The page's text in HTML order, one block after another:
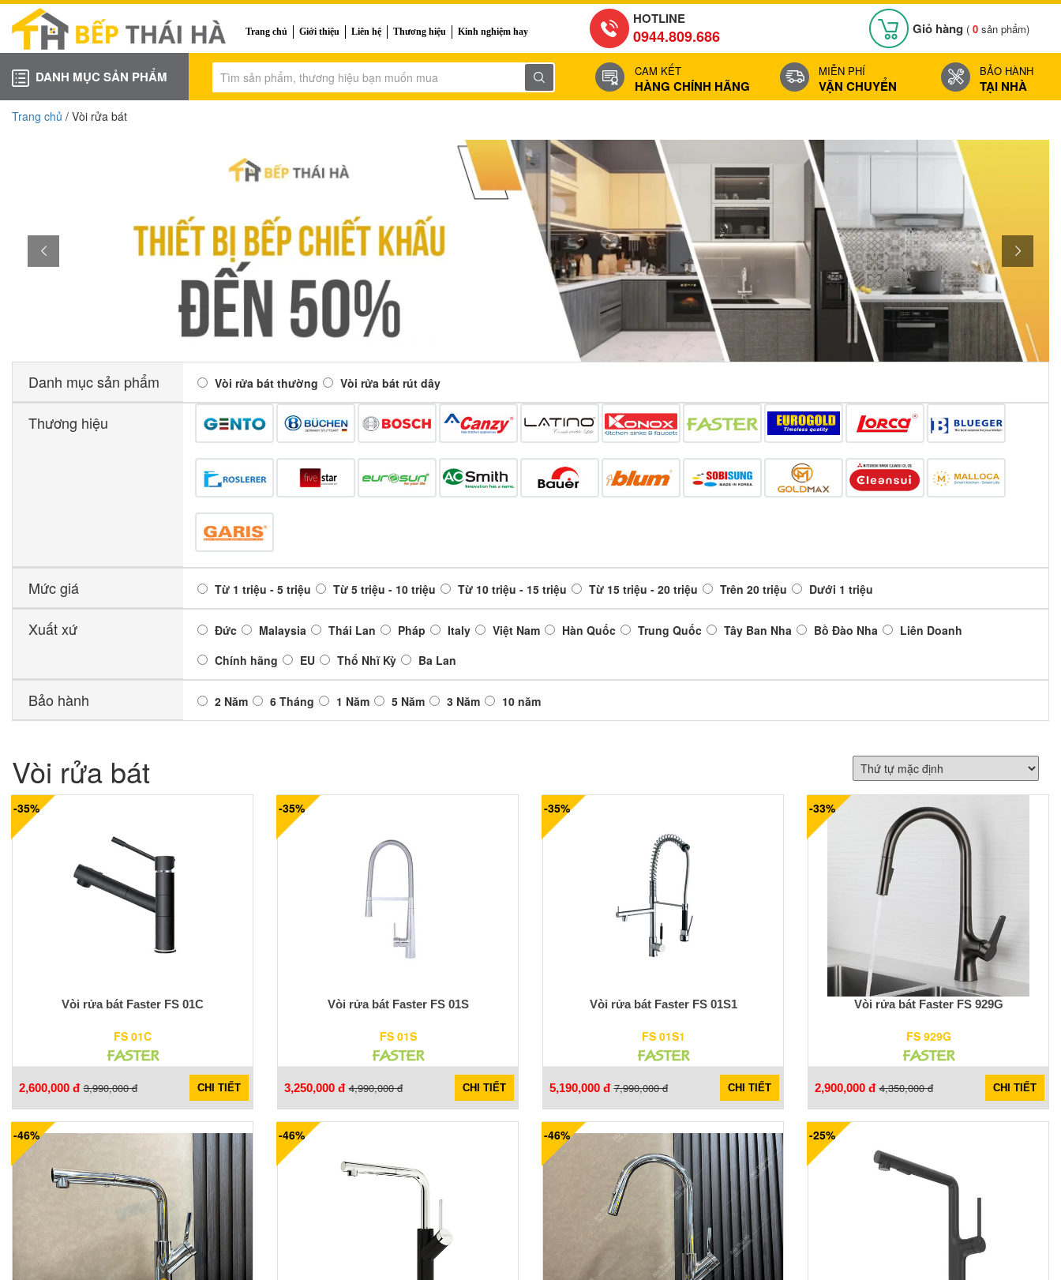
Trang chủ Giới thiệu Liên hệ Thương hiệu Kinh nghiệm hay
HOTLINE
0944.809.686 Giỏ hàng ( 0 sản phẩm)
DANH MỤC SẢN PHẨM CAM KẾT
HÀNG CHÍNH HÃNG
MIỄN PHÍ
VẬN CHUYỂN
BẢO HÀNH
TẠI NHÀ
Trang chủ / Vòi rửa bát
Danh mục sản phẩm Vòi rửa bát thường Vòi rửa bát rút dây
Thương hiệu
Mức giá Từ 1 triệu - 5 triệu Từ 5 triệu - 10 triệu Từ 10 triệu - 15 triệu Từ 15 triệu - 20 triệu Trên 20 triệu Dưới 1 triệu
Xuất xứ Đức Malaysia Thái Lan Pháp Italy Việt Nam Hàn Quốc Trung Quốc Tây Ban Nha Bồ Đào Nha
Liên Doanh
Chính hãng
EU Thổ Nhĩ Kỳ Ba Lan
Bảo hành 2 Năm 6 Tháng 1 Năm 5 Năm 3 Năm 10 năm
Vòi rửa bát
-35%
Vòi rửa bát Faster FS 01C
FS 01C
2,600,000 đ 3,990,000 đ CHI TIẾT
-35%
Vòi rửa bát Faster FS 01S
FS 01S
3,250,000 đ 4,990,000 đ CHI TIẾT
-35%
Vòi rửa bát Faster FS 01S1
FS 01S1
5,190,000 đ 7,990,000 đ CHI TIẾT
-33%
Vòi rửa bát Faster FS 929G
FS 929G
2,900,000 đ 4,350,000 đ CHI TIẾT
-46% -46% -46% -25%